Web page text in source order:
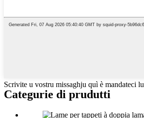
Scrivite u vostru missaghju quì è mandateci lu
Categurie di prudutti